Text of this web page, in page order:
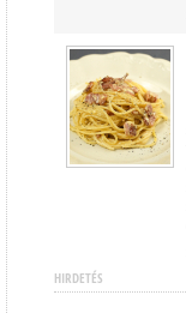
HIRDETÉS